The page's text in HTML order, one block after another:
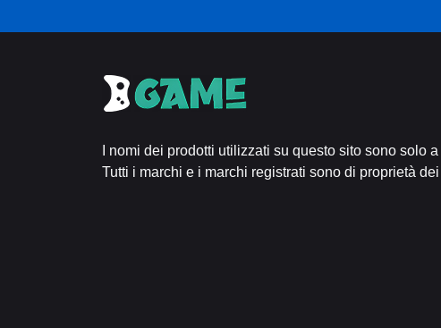
I nomi dei prodotti utilizzati su questo sito sono solo
Tutti i marchi e i marchi registrati sono di proprietà